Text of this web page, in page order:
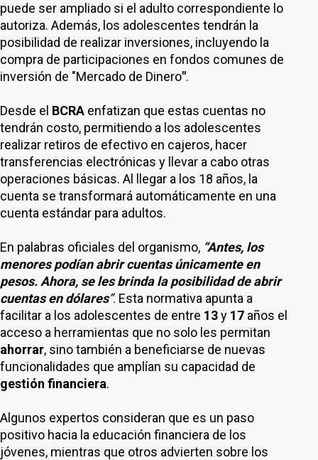
puede ser ampliado si el adulto correspondiente lo
autoriza. Además, los adolescentes tendrán la
posibilidad de realizar inversiones, incluyendo la
compra de participaciones en fondos comunes de
inversión de "Mercado de Dinero".
Desde el BCRA enfatizan que estas cuentas no
tendrán costo, permitiendo a los adolescentes
realizar retiros de efectivo en cajeros, hacer
transferencias electrónicas y llevar a cabo otras
operaciones básicas. Al llegar a los 18 años, la
cuenta se transformará automáticamente en una
cuenta estándar para adultos.
En palabras oficiales del organismo, “Antes, los
menores podían abrir cuentas únicamente en
pesos. Ahora, se les brinda la posibilidad de abrir
cuentas en dólares”. Esta normativa apunta a
facilitar a los adolescentes de entre 13y 17 años el
acceso a herramientas que no solo les permitan
ahorrar, sino también a beneficiarse de nuevas
funcionalidades que amplían su capacidad de
gestión financiera.
Algunos expertos consideran que es un paso
positivo hacia la educación financiera de los
jóvenes, mientras que otros advierten sobre los